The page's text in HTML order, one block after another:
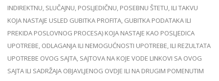
INDIREKTNU, SLUČAJNU, POSLJEDIČNU, POSEBNU ŠTETU, ILI TAKVU
KOJA NASTAJE USLED GUBITKA PROFITA, GUBITKA PODATAKA ILI
PREKIDA POSLOVNOG PROCESA) KOJA NASTAJE KAO POSLJEDICA
UPOTREBE, ODLAGANJA ILI NEMOGUĆNOSTI UPOTREBE, ILI REZULTATA
UPOTREBE OVOG SAJTA, SAJTOVA NA KOJE VODE LINKOVI SA OVOG
SAJTA ILI SADRŽAJA OBJAVLJENOG OVDJE ILI NA DRUGIM POMENUTIM